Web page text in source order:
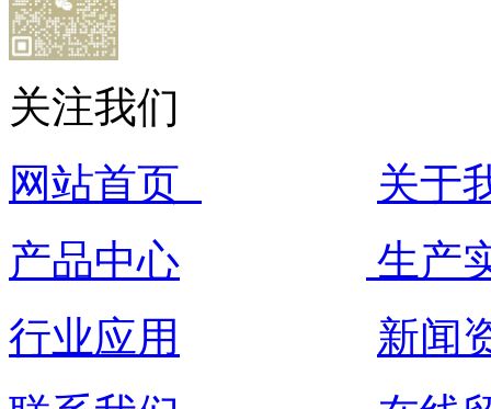
关注我们
网站首页
关于
产品中心
生产
行业应用
新闻